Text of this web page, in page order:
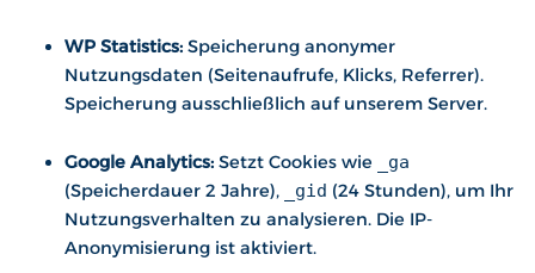
WP Statistics:Speicherung anonymer
Nutzungsdaten (Seitenaufrufe, Klicks, Referrer).
Speicherung ausschließlich auf unserem Server.
Google Analytics:Setzt Cookies wie _ga
(Speicherdauer 2 Jahre), _gid (24 Stunden), um Ihr
Nutzungsverhalten zu analysieren. Die IP-
Anonymisierung ist aktiviert.